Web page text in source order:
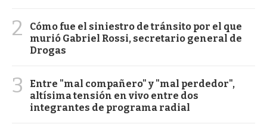
2
Cómo fue el siniestro de tránsito por el que
murió Gabriel Rossi, secretario general de
Drogas
3
Entre "mal compañero" y "mal perdedor",
altísima tensión en vivo entre dos
integrantes de programa radial